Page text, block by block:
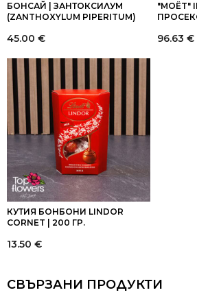
БОНСАЙ | ЗАНТОКСИЛУМ
(ZANTHOXYLUM PIPERITUM)
45.00 €
"MOËT"
96.63 €
КУТИЯ БОНБОНИ LINDOR
CORNET | 200 ГР.
13.50 €
СВЪРЗАНИ ПРОДУКТИ